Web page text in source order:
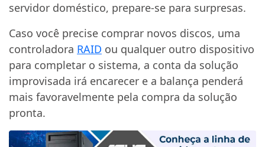
servidor doméstico, prepare-se para surpresas.
Caso você precise comprar novos discos, uma
controladora RAID ou qualquer outro dispositivo
para completar o sistema, a conta da solução
improvisada irá encarecer e a balança penderá
mais favoravelmente pela compra da solução
pronta.